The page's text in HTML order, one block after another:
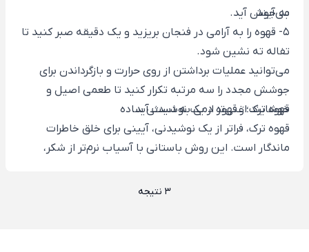
می‌آیند.
به جوش آید.
5- قهوه را به آرامی در فنجان بریزید و یک دقیقه صبر کنید تا
تفاله ته نشین شود.
می‌توانید عملیات برداشتن از روی حرارت و بازگرداندن برای
جوشش مجدد را سه مرتبه تکرار کنید تا طعمی اصیل و
خوشایند از قهوه دمی به دست آید.
قهوه ترک؛ غنی‌تر از یک نوشیدنی ساده
قهوه ترک، فراتر از یک نوشیدنی، آیینی برای خلق خاطرات
ماندگار است. این روش باستانی با آسیاب نرم‌تر از شکر،
مخملی ارائه می‌دهد که در هیچ روش دیگری مانند اسپرسو
3 نتیجه